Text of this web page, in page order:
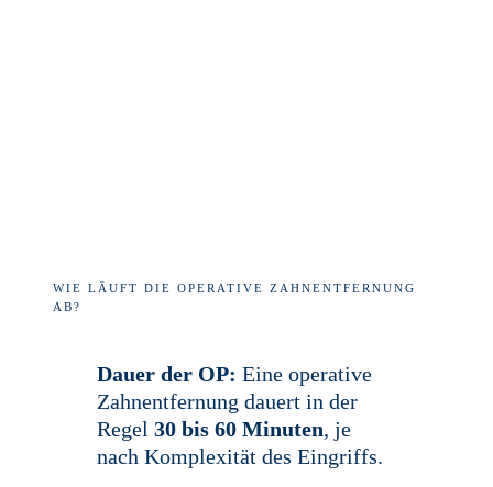
WIE LÄUFT DIE OPERATIVE ZAHNENTFERNUNG
AB?
Dauer der OP: Eine operative
Zahnentfernung dauert in der
Regel 30 bis 60 Minuten, je
nach Komplexität des Eingriffs.